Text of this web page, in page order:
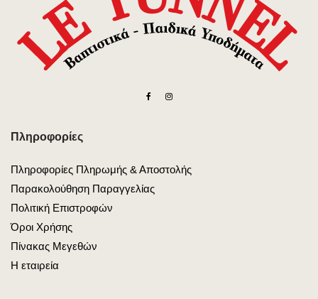
Πληροφορίες
Πληροφορίες Πληρωμής & Αποστολής
Παρακολούθηση Παραγγελίας
Πολιτική Επιστροφών
Όροι Χρήσης
Πίνακας Μεγεθών
Η εταιρεία